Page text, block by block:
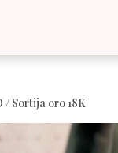
/ Sortija oro 18K